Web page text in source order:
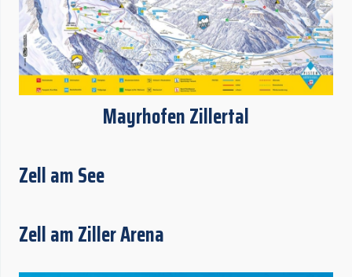
Mayrhofen Zillertal
Zell am See
Zell am Ziller Arena